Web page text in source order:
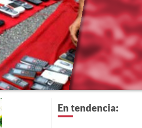
En tendencia: